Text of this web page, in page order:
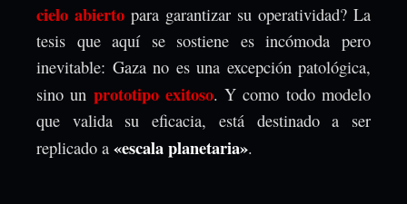
cielo abierto para garantizar su operatividad? La
tesis que aquí se sostiene es incómoda pero
inevitable: Gaza no es una excepción patológica,
sino un prototipo exitoso. Y como todo modelo
que valida su eficacia, está destinado a ser
replicado a «escala planetaria».